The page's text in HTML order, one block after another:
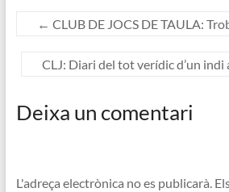
← CLUB DE JOCS DE TAULA:
CLJ: Diari del tot verídic d’un indi
Deixa un comentari
L'adreça electrònica no es publicarà.